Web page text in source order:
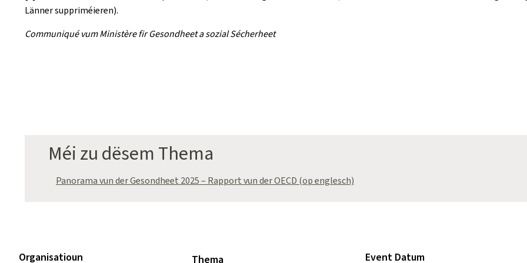
Länner suppriméieren).
Communiqué vum Ministère fir Gesondheet a sozial Sécherheet
Méi zu dësem Thema
Panorama vun der Gesondheet 2025 – Rapport vun der OECD (op englesch)
Organisatioun Thema Event Datum